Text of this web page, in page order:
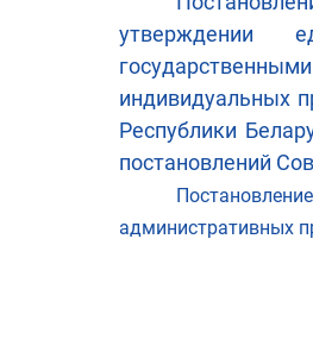
утверждении
индивидуальных
Республики
постановлений
административных